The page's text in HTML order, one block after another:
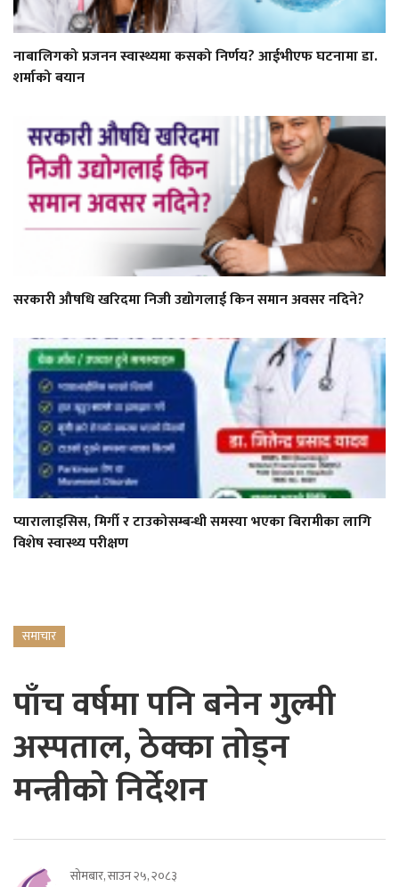
नाबालिगको प्रजनन स्वास्थ्यमा कसको निर्णय? आईभीएफ घटनामा डा.
शर्माको बयान
सरकारी औषधि खरिदमा निजी उद्योगलाई किन समान अवसर नदिने?
प्यारालाइसिस, मिर्गी र टाउकोसम्बन्धी समस्या भएका बिरामीका लागि
विशेष स्वास्थ्य परीक्षण
समाचार
पाँच वर्षमा पनि बनेन गुल्मी
अस्पताल, ठेक्का तोड्न
मन्त्रीको निर्देशन
सोमबार, साउन २५, २०८३